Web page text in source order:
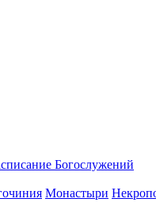
Богослужений
Монастыри